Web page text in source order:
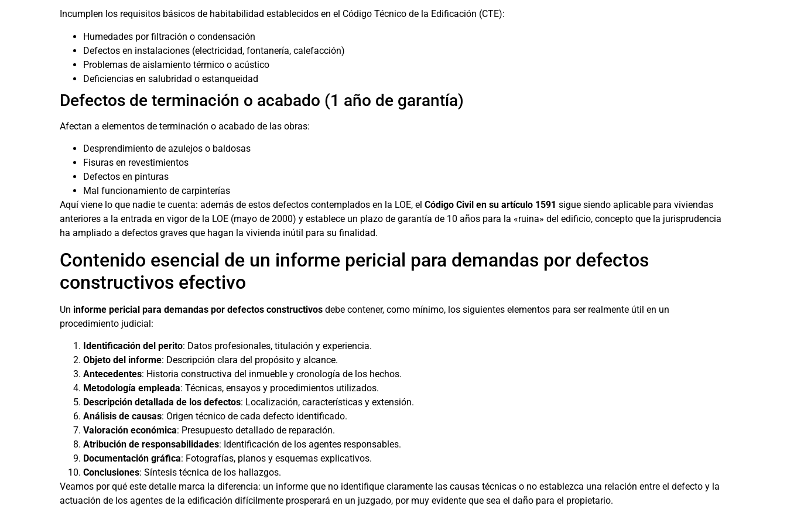
Incumplen los requisitos básicos de habitabilidad establecidos en el Código Técnico de la Edificación (CTE):
Humedades por filtración o condensación
Defectos en instalaciones (electricidad, fontanería, calefacción)
Problemas de aislamiento térmico o acústico
Deficiencias en salubridad o estanqueidad
Defectos de terminación o acabado (1 año de garantía)
Afectan a elementos de terminación o acabado de las obras:
Desprendimiento de azulejos o baldosas
Fisuras en revestimientos
Defectos en pinturas
Mal funcionamiento de carpinterías
Aquí viene lo que nadie te cuenta: además de estos defectos contemplados en la LOE, el Código Civil en su artículo 1591 sigue siendo aplicable para viviendas
anteriores a la entrada en vigor de la LOE (mayo de 2000) y establece un plazo de garantía de 10 años para la «ruina» del edificio, concepto que la jurisprudencia
ha ampliado a defectos graves que hagan la vivienda inútil para su finalidad.
Contenido esencial de un informe pericial para demandas por defectos
constructivos efectivo
Un informe pericial para demandas por defectos constructivos debe contener, como mínimo, los siguientes elementos para ser realmente útil en un
procedimiento judicial:
Identificación del perito: Datos profesionales, titulación y experiencia.
Objeto del informe: Descripción clara del propósito y alcance.
Antecedentes: Historia constructiva del inmueble y cronología de los hechos.
Metodología empleada: Técnicas, ensayos y procedimientos utilizados.
Descripción detallada de los defectos: Localización, características y extensión.
Análisis de causas: Origen técnico de cada defecto identificado.
Valoración económica: Presupuesto detallado de reparación.
Atribución de responsabilidades: Identificación de los agentes responsables.
Documentación gráfica: Fotografías, planos y esquemas explicativos.
Conclusiones: Síntesis técnica de los hallazgos.
Veamos por qué este detalle marca la diferencia: un informe que no identifique claramente las causas técnicas o no establezca una relación entre el defecto y la
actuación de los agentes de la edificación difícilmente prosperará en un juzgado, por muy evidente que sea el daño para el propietario.